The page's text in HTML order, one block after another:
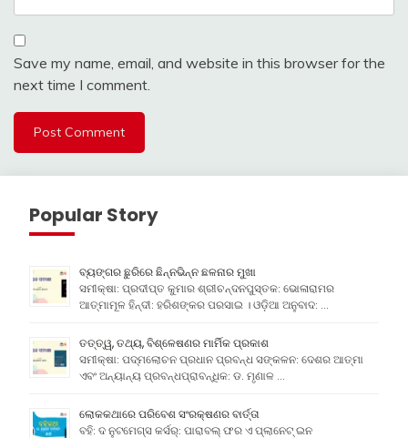
Save my name, email, and website in this browser for the
next time I comment.
Popular Story
ବ୍ୟଙ୍ଗର ଛୁରିରେ ଛିନ୍ନଭିନ୍ନ ଛଳନାର ମୁଖା
ସମୀକ୍ଷା: ପ୍ରଦୀପ୍ତ କୁମାର ଶ୍ରୀଚନ୍ଦନପୁସ୍ତକ: ଭୋଳାରାମର
ଆତ୍ମାମୂଳ ହିନ୍ଦୀ: ହରିଶଙ୍କର ପରସାଇ । ଓଡ଼ିଆ ଅନୁବାଦ: …
ତତ୍ତ୍ୱ, ତଥ୍ୟ, ବିଶ୍ଳେଷଣର ମାର୍ମିକ ପ୍ରକାଶ
ସମୀକ୍ଷା: ପଦ୍ମଲୋଚନ ପ୍ରଧାନ ପ୍ରବନ୍ଧ ସଙ୍କଳନ: ଦେଶର ଆତ୍ମା
ଏବଂ ଅନ୍ୟାନ୍ୟ ପ୍ରବନ୍ଧପ୍ରାବନ୍ଧିକ: ଡ. ମୃଣାଳ …
ଲୋକକଥାରେ ପରିବେଶ ସଂରକ୍ଷଣର ବାର୍ତ୍ତା
ବହି: ଦ ନୁଟମେଗ୍ସ କର୍ସର୍: ପାରାବଲ୍ ଫର ଏ ପ୍ଲାନେଟ୍ ଇନ